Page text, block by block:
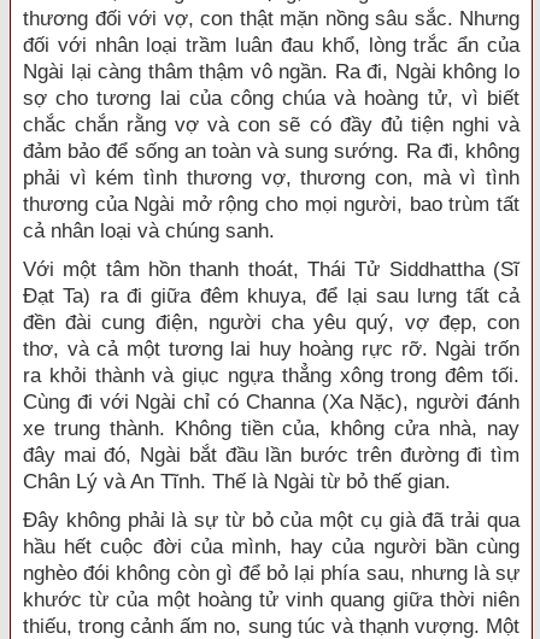
thương đối với vợ, con thật mặn nồng sâu sắc. Nhưng
đối với nhân loại trầm luân đau khổ, lòng trắc ẩn của
Ngài lại càng thâm thậm vô ngần. Ra đi, Ngài không lo
sợ cho tương lai của công chúa và hoàng tử, vì biết
chắc chắn rằng vợ và con sẽ có đầy đủ tiện nghi và
đảm bảo để sống an toàn và sung sướng. Ra đi, không
phải vì kém tình thương vợ, thương con, mà vì tình
thương của Ngài mở rộng cho mọi người, bao trùm tất
cả nhân loại và chúng sanh.
Với một tâm hồn thanh thoát, Thái Tử Siddhattha (Sĩ
Đạt Ta) ra đi giữa đêm khuya, để lại sau lưng tất cả
đền đài cung điện, người cha yêu quý, vợ đẹp, con
thơ, và cả một tương lai huy hoàng rực rỡ. Ngài trốn
ra khỏi thành và giục ngựa thẳng xông trong đêm tối.
Cùng đi với Ngài chỉ có Channa (Xa Nặc), người đánh
xe trung thành. Không tiền của, không cửa nhà, nay
đây mai đó, Ngài bắt đầu lần bước trên đường đi tìm
Chân Lý và An Tĩnh. Thế là Ngài từ bỏ thế gian.
Đây không phải là sự từ bỏ của một cụ già đã trải qua
hầu hết cuộc đời của mình, hay của người bần cùng
nghèo đói không còn gì để bỏ lại phía sau, nhưng là sự
khước từ của một hoàng tử vinh quang giữa thời niên
thiếu, trong cảnh ấm no, sung túc và thạnh vượng. Một